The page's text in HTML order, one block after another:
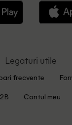
Legaturi utile
frecvente
Contul meu